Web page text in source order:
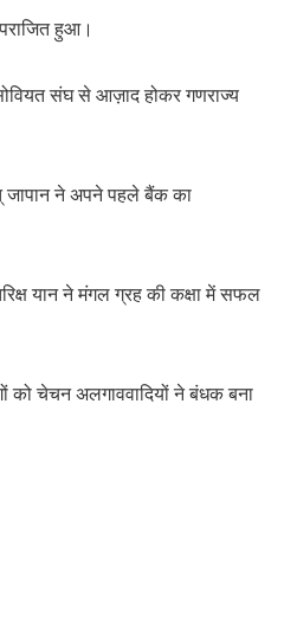
हुआ।
संघ से आज़ाद होकर गणराज्य
जापान ने अपने पहले बैंक का
यान ने मंगल ग्रह की कक्षा में सफल
को चेचन अलगाववादियों ने बंधक बना